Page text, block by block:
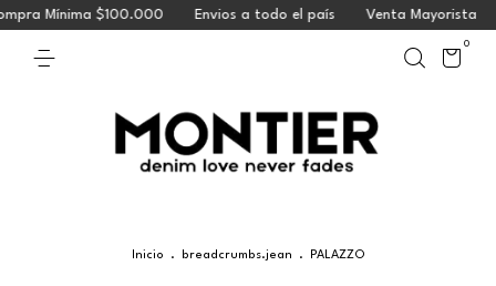
Mínima $100.000 Envios a todo el país Venta Mayorista
0
Inicio . breadcrumbs.jean . PALAZZO